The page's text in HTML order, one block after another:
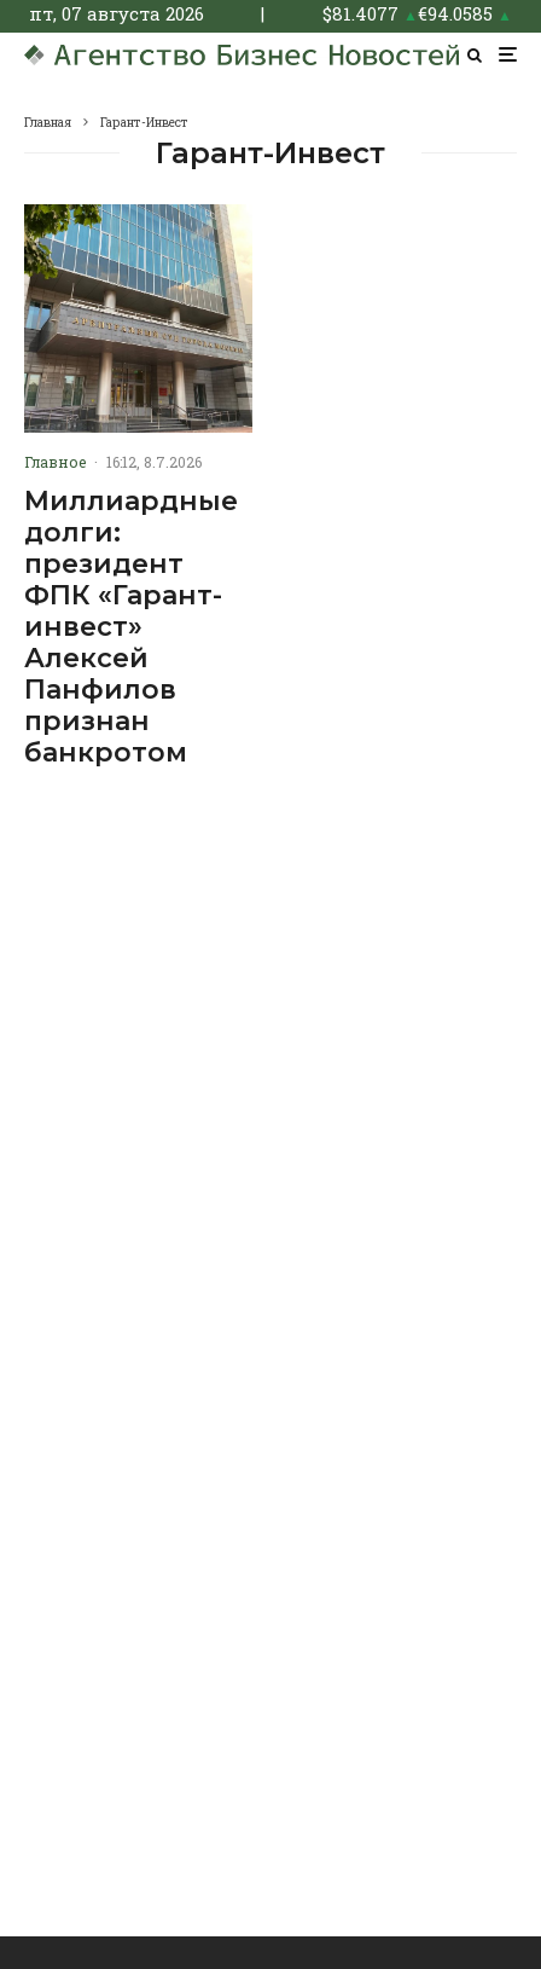
пт, 07 августа 2026 | $81.4077 ▲€94.0585 ▲
Главная Гарант-Инвест
Гарант-Инвест
Главное · 16:12, 8.7.2026
Миллиардные
долги:
президент
ФПК «Гарант-
инвест»
Алексей
Панфилов
признан
банкротом